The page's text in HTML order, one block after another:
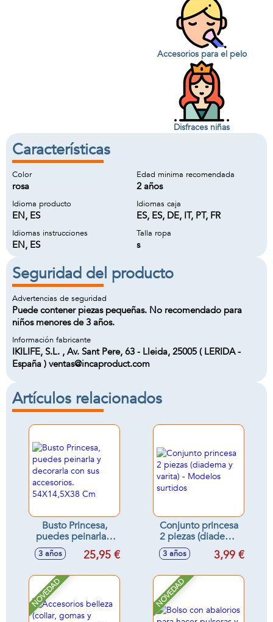
Accesorios para el pelo
Disfraces niñas
Características
Color
rosa
Edad minima recomendada
2 años
Idioma producto
EN, ES
Idiomas caja
ES, ES, DE, IT, PT, FR
Idiomas instrucciones
EN, ES
Talla ropa
s
Seguridad del producto
Advertencias de seguridad
Puede contener piezas pequeñas. No recomendado para
niños menores de 3 años.
Información fabricante
IKILIFE, S.L. , Av. Sant Pere, 63 - Lleida, 25005 ( LERIDA -
España ) ventas@incaproduct.com
Artículos relacionados
Busto Princesa,
puedes peinarla y
decorarla con sus
accesorios.
3 años 25,95 €
Conjunto princesa
2 piezas (diadema
y varita) - Modelos
surtidos
3 años 3,99 €
NOVEDAD NOVEDAD